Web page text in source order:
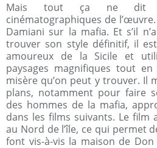
Mais tout ça ne dit
cinématographiques de
Damiani sur la mafia. Et s’il
trouver son style définitif, il
amoureux de la Sicile et
paysages magnifiques tout
misère qu’on peut y trouver. Il
plans, notamment pour faire
des hommes de la mafia,
dans les films suivants. Le film
au Nord de l’île, ce qui permet
font vis-à-vis la maison de